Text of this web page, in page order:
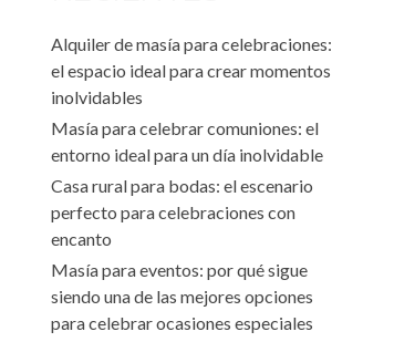
Alquiler de masía para celebraciones:
el espacio ideal para crear momentos
inolvidables
Masía para celebrar comuniones: el
entorno ideal para un día inolvidable
Casa rural para bodas: el escenario
perfecto para celebraciones con
encanto
Masía para eventos: por qué sigue
siendo una de las mejores opciones
para celebrar ocasiones especiales